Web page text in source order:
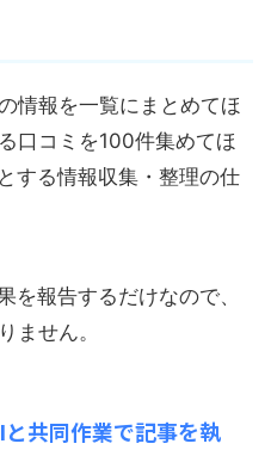
情報を一覧にまとめてほ
口コミを100件集めてほ
する情報収集・整理の仕
を報告するだけなので、
ません。
共同作業で記事を執